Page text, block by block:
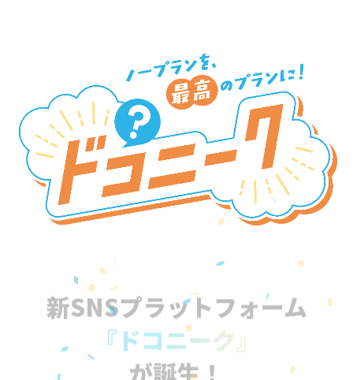
新SNSプラットフォーム
『ドコニーク』
が誕生！